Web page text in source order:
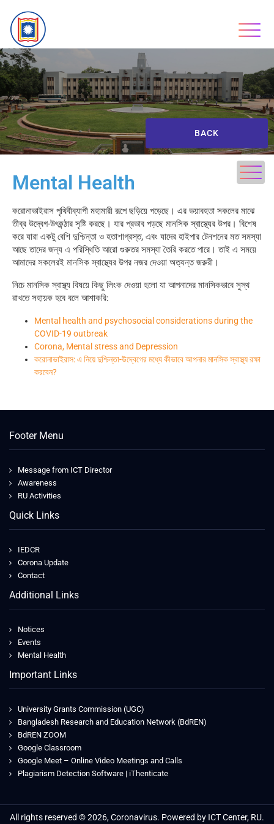
BACK
Mental Health
করোনাভাইরাস পৃথিবীব্যাপী মহামারী রূপে ছড়িয়ে পড়েছে। এর ভয়াবহতা সকলের মাঝে
তীব্র উদ্বেগ-উৎকন্ঠার সৃষ্টি করছে। যার প্রভাব পড়ছে মানসিক স্বাস্থ্যের উপর। বিশেষ
করে যারা একটু বেশি দুশ্চিন্তা ও হতাশাগ্রস্ত, এবং যাদের হাইপার টেনশনের মত সমস্যা
আছে তাদের জন্য এ পরিস্থিতি আরো গুরুতর সমস্যা তৈরি করতে পারে। তাই এ সময়ে
আমাদের সকলেরই মানসিক স্বাস্থ্যের উপর নজর দেওয়া অত্যন্ত জরুরী।
নিচে মানসিক স্বাস্থ্য বিষয়ে কিছু লিংক দেওয়া হলো যা আপনাদের মানসিকভাবে সুস্থ
রাখতে সহায়ক হবে বলে আশাকরি:
Mental health and psychosocial considerations during the
COVID-19 outbreak
Corona, Mental stress and Depression
করোনাভাইরাস: এ নিয়ে দুশ্চিন্তা-উদ্বেগের মধ্যে কীভাবে আপনার মানসিক স্বাস্থ্য রক্ষা
করবেন?
Footer Menu
Message from ICT Director
Awareness
RU Activities
Quick Links
IEDCR
Corona Update
Contact
Additional Links
Notices
Events
Mental Health
Important Links
University Grants Commission (UGC)
Bangladesh Research and Education Network (BdREN)
BdREN ZOOM
Google Classroom
Google Meet – Online Video Meetings and Calls
Plagiarism Detection Software | iThenticate
All rights reserved © 2026, Coronavirus. Powered by ICT Center, RU.